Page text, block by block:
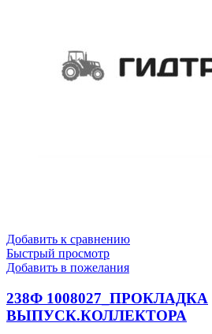
Добавить к сравнению
Быстрый просмотр
Добавить в пожелания
238Ф 1008027_ПРОКЛАДКА
ВЫПУСК.КОЛЛЕКТОРА